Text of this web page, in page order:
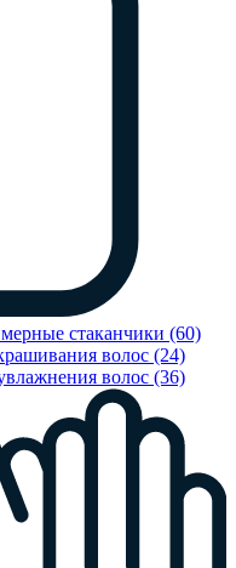
стаканчики (60)
волос (24)
волос (36)